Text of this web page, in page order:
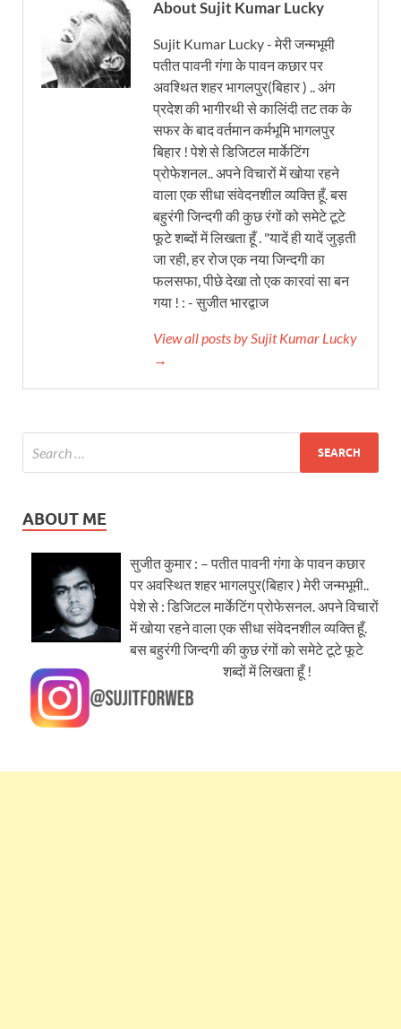
About Sujit Kumar Lucky
Sujit Kumar Lucky - मेरी जन्मभूमी
पतीत पावनी गंगा के पावन कछार पर
अवश्थित शहर भागलपुर(बिहार ) .. अंग
प्रदेश की भागीरथी से कालिंदी तट तक के
सफर के बाद वर्तमान कर्मभूमि भागलपुर
बिहार ! पेशे से डिजिटल मार्केटिंग
प्रोफेशनल.. अपने विचारों में खोया रहने
वाला एक सीधा संवेदनशील व्यक्ति हूँ. बस
बहुरंगी जिन्दगी की कुछ रंगों को समेटे टूटे
फूटे शब्दों में लिखता हूँ . "यादें ही यादें जुड़ती
जा रही, हर रोज एक नया जिन्दगी का
फलसफा, पीछे देखा तो एक कारवां सा बन
गया ! : - सुजीत भारद्वाज
View all posts by Sujit Kumar Lucky
→
ABOUT ME
सुजीत कुमार : – पतीत पावनी गंगा के पावन कछार
पर अवस्थित शहर भागलपुर(बिहार ) मेरी जन्मभूमी..
पेशे से : डिजिटल मार्केटिंग प्रोफेसनल. अपने विचारों
में खोया रहने वाला एक सीधा संवेदनशील व्यक्ति हूँ.
बस बहुरंगी जिन्दगी की कुछ रंगों को समेटे टूटे फूटे
शब्दों में लिखता हूँ !